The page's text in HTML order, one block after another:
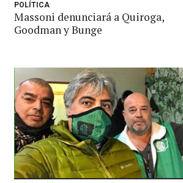
POLÍTICA
Massoni denunciará a Quiroga,
Goodman y Bunge